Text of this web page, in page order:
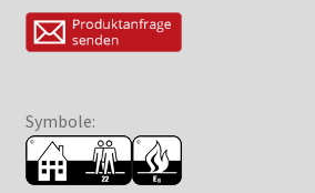
Symbole: